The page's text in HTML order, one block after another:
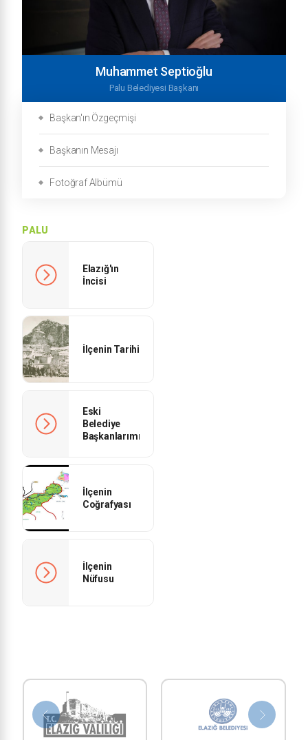
Muhammet Septioğlu
Palu Belediyesi Başkanı
Başkan'ın Özgeçmişi
Başkanın Mesajı
Fotoğraf Albümü
PALU
Elazığ'ın
İncisi
İlçenin Tarihi
Eski
Belediye
Başkanlarımız
İlçenin
Coğrafyası
İlçenin
Nüfusu